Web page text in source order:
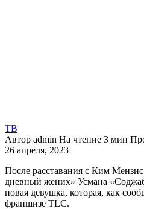
ТВ
Автор admin На чтение 3 мин
26 апреля, 2023
После расставания с Ким
дневный жених» Усмана
новая девушка, которая, как
франшизе TLC.